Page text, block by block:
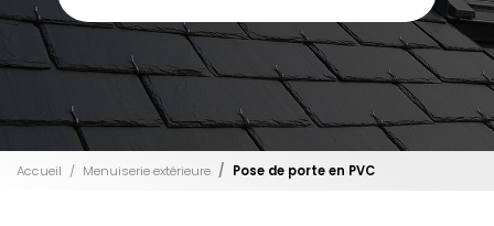
Accueil Menuiserie extérieure Pose de porte en PVC